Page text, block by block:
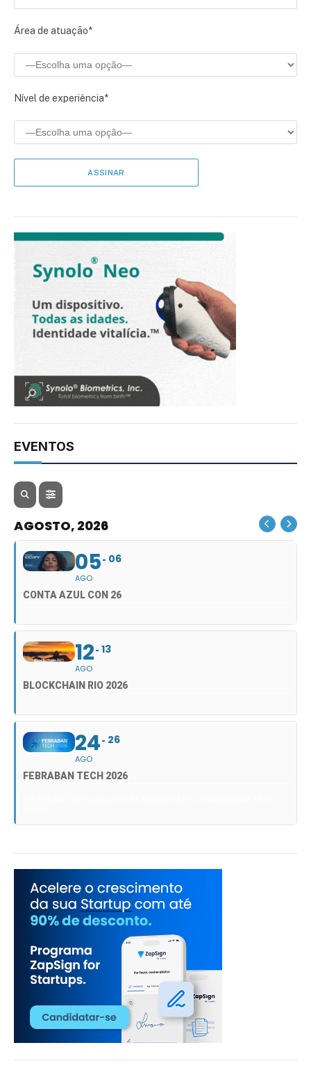
Área de atuação*
Nível de experiência*
EVENTOS
AGOSTO, 2026
05
AGO
06
CONTA AZUL CON 26
12
AGO
13
BLOCKCHAIN RIO 2026
24
AGO
26
FEBRABAN TECH 2026